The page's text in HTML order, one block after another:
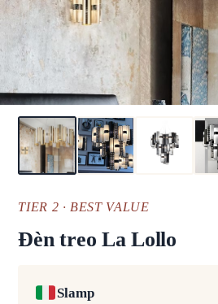
TIER 2 · BEST VALUE
Đèn treo La Lollo
Slamp